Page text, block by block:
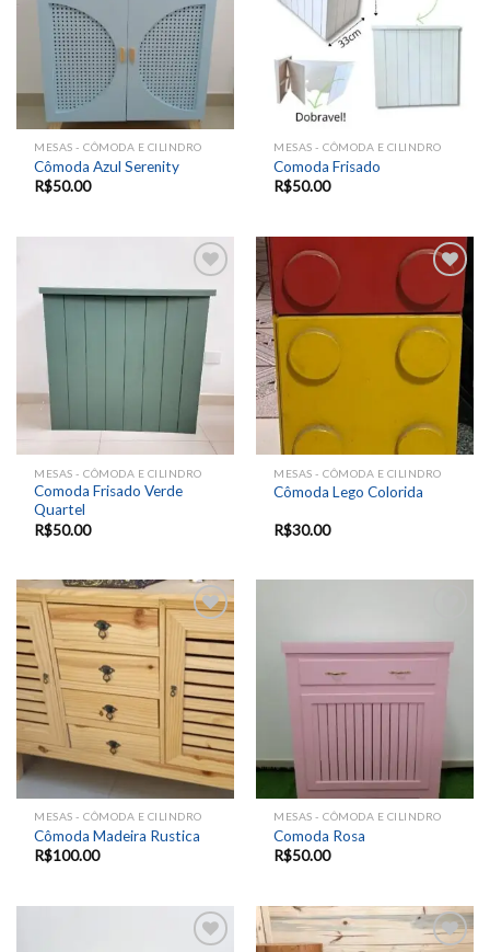
MESAS - CÔMODA E CILINDRO
Cômoda Azul Serenity
R$50.00
MESAS - CÔMODA E CILINDRO
Comoda Frisado
R$50.00
Add to
wishlist
MESAS - CÔMODA E CILINDRO
Comoda Frisado Verde
Quartel
R$50.00
wishlist
MESAS - CÔMODA E CILINDRO
Cômoda Lego Colorida
R$30.00
Add to
wishlist
MESAS - CÔMODA E CILINDRO
Cômoda Madeira Rustica
R$100.00
wishlist
MESAS - CÔMODA E CILINDRO
Comoda Rosa
R$50.00